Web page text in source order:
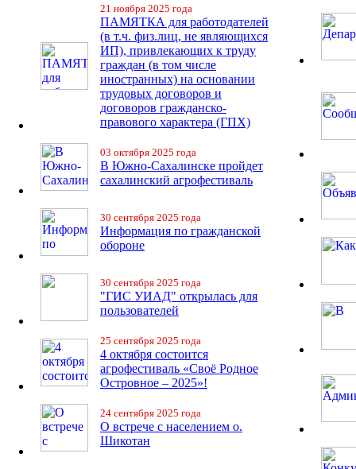
21 ноября 2025 года
ПАМЯТКА для работодателей
(в т.ч. физ.лиц, не являющихся
ИП), привлекающих к труду
граждан (в том числе
иностранных) на основании
трудовых договоров и
договоров гражданско-
правового характера (ГПХ)
03 октября 2025 года
В Южно-Сахалинске пройдет
сахалинский агрофестиваль
30 сентября 2025 года
Информация по гражданской
обороне
30 сентября 2025 года
"ГИС УИАД" открылась для
пользователей
25 сентября 2025 года
4 октября состоится
агрофестиваль «Своё Родное
Островное – 2025»!
24 сентября 2025 года
О встрече с населением о.
Шикотан